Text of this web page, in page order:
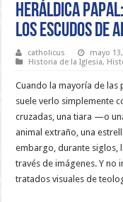
Heráldica
los escudos de
catholicus
mayo
Historia de la Iglesia,
Cuando la mayoría de las
suele verlo simplemente
cruzadas, una tiara —o
animal extraño, una
embargo, durante siglos,
través de imágenes. Y no
tratados visuales de